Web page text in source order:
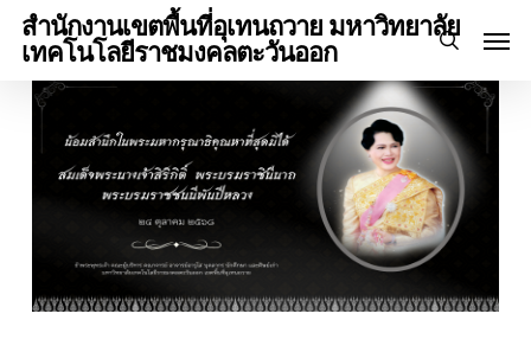
Skip
content
สำนักงานเขตพื้นที่อุเทนถวาย มหาวิทยาลัย
เทคโนโลยีราชมงคลตะวันออก
search